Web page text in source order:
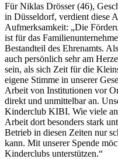
Für Niklas Drösser (46),
in Düsseldorf, verdient diese
Aufmerksamkeit: „Die
ist für das
Bestandteil des Ehrenamts.
auch persönlich sehr am
sein, als sich Zeit für die
eigene Stimme in unserer
Arbeit von Institutionen vor
direkt und unmittelbar an.
Kinderclub KIBI. Wie viele
Arbeit dort besonders stark
Betrieb in diesen Zeiten nur
kann. Mit unserer Spende
Kinderclubs unterstützen.“